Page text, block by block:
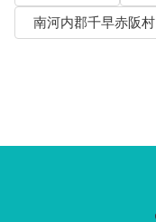
南河内郡千早赤阪村